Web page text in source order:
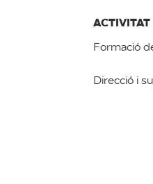
Formació
Direcció i